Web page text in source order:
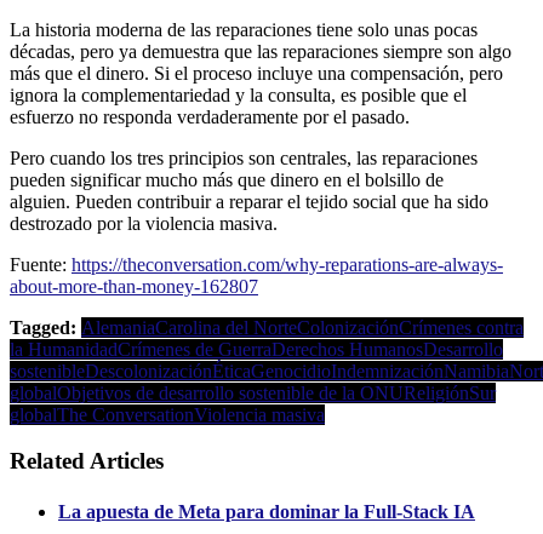
La historia moderna de las reparaciones tiene solo unas pocas
décadas, pero ya demuestra que las reparaciones siempre son algo
más que el dinero. Si el proceso incluye una compensación, pero
ignora la complementariedad y la consulta, es posible que el
esfuerzo no responda verdaderamente por el pasado.
Pero cuando los tres principios son centrales, las reparaciones
pueden significar mucho más que dinero en el bolsillo de
alguien. Pueden contribuir a reparar el tejido social que ha sido
destrozado por la violencia masiva.
Fuente: https://theconversation.com/why-reparations-are-always-
about-more-than-money-162807
Tagged: AlemaniaCarolina del NorteColonizaciónCrímenes contra
la HumanidadCrímenes de GuerraDerechos HumanosDesarrollo
sostenibleDescolonizaciónÉticaGenocidioIndemnizaciónNamibia
globalObjetivos de desarrollo sostenible de la ONUReligiónSur
globalThe ConversationViolencia masiva
Related Articles
La apuesta de Meta para dominar la Full-Stack IA